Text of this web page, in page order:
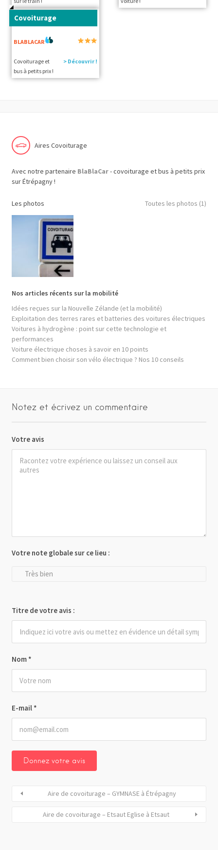
Covoiturage
BLABLACAR
Covoiturage et
bus à petits prix !
> Découvrir !
Aires Covoiturage
Avec notre partenaire BlaBlaCar- covoiturage et bus à petits prix
sur Étrépagny !
Les photos Toutes les photos (1)
Nos articles récents sur la mobilité
Idées reçues sur la Nouvelle Zélande (et la mobilité)
Exploitation des terres rares et batteries des voitures électriques
Voitures à hydrogène : point sur cette technologie et
performances
Voiture électrique choses à savoir en 10 points
Comment bien choisir son vélo électrique ? Nos 10 conseils
Notez et écrivez un commentaire
Votre avis
Nom *
E-mail *
Votre note globale sur ce lieu :
Très bien
Titre de votre avis :
Aire de covoiturage – GYMNASE à Étrépagny
Aire de covoiturage – Etsaut Eglise à Etsaut